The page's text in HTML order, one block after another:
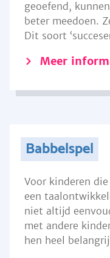
geoefend,
beter meedoen.
Dit soort
Meer
Babbelspel
Voor kinderen
een
niet altijd
met andere
hen heel